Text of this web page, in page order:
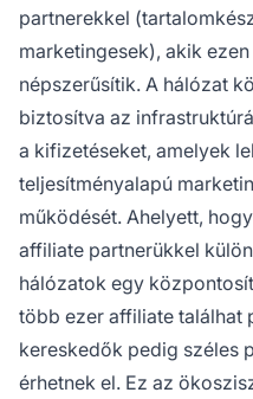
partnerekkel
marketingesek), akik
népszerűsítik. A hálózat
biztosítva az
a kifizetéseket, amelyek
teljesítményalapú
működését. Ahelyett,
affiliate partnerükkel
hálózatok egy
több ezer affiliate találhat
kereskedők pedig széles
érhetnek el. Ez az